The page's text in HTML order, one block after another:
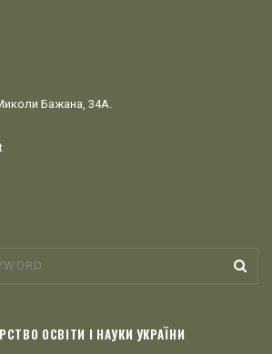
Бажана, 34А.
ОСВІТИ І НАУКИ УКРАЇНИ